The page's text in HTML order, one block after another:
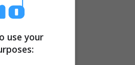
845
il
use your